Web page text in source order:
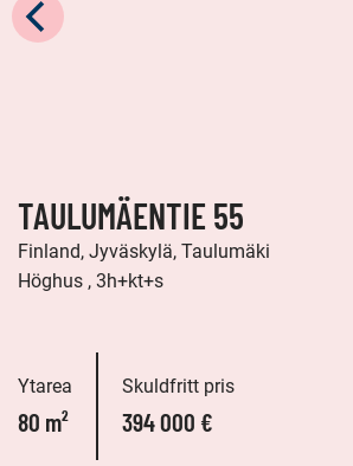
TAULUMÄENTIE 55
Finland, Jyväskylä, Taulumäki
Höghus , 3h+kt+s
Ytarea
80 m²
Skuldfritt pris
394 000 €